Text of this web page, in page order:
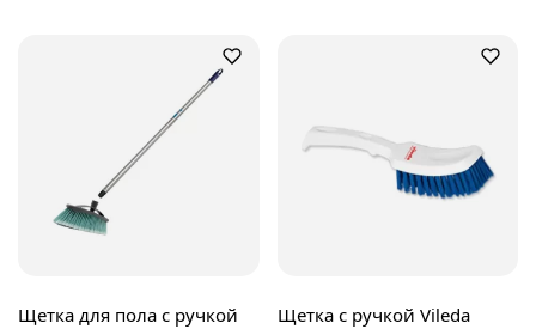
Щетка для пола с ручкой
Щетка с ручкой Vileda